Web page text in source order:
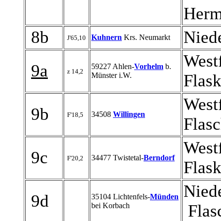
8b
J'65,10 Kuhnern Krs. Neumarkt
9a
z 14,2
59227 Ahlen-Vorhelm b.
Münster i.W.
9b
F'18,5 34508 Willingen
9c
F'20,2 34477 Twistetal-Berndorf
9d
35104 Lichtenfels-Münden
bei Korbach